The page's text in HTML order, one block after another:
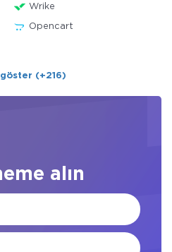
Wrike
Opencart
(+216)
alın